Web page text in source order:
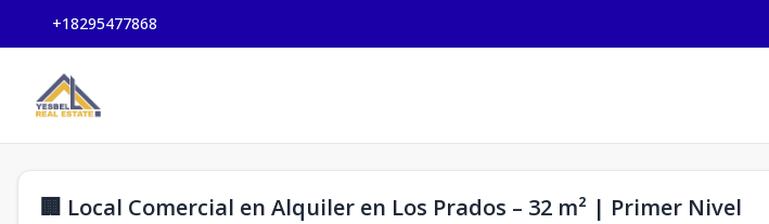
+18295477868
🏢 Local Comercial en Alquiler en Los Prados – 32 m² | Primer Nivel